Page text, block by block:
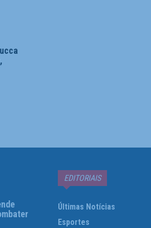
EDITORIAIS
Últimas Notícias
Esportes